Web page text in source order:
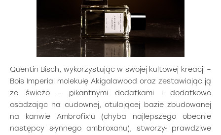
Quentin Bisch, wykorzystując w swojej kultowej kreacji –
Bois Imperial molekułę Akigalawood oraz zestawiając ją
ze świeżo – pikantnymi dodatkami i dodatkowo
osadzając na cudownej, otulającej bazie zbudowanej
na kanwie Ambrofix’u (chyba najlepszego obecnie
następcy słynnego ambroxanu), stworzył prawdziwe